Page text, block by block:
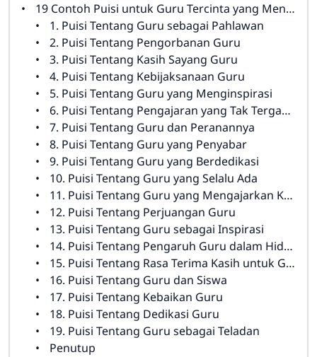
19 Contoh Puisi untuk Guru Tercinta yang Menyentuh Hati Bikin Nangis Panjang
1. Puisi Tentang Guru sebagai Pahlawan
2. Puisi Tentang Pengorbanan Guru
3. Puisi Tentang Kasih Sayang Guru
4. Puisi Tentang Kebijaksanaan Guru
5. Puisi Tentang Guru yang Menginspirasi
6. Puisi Tentang Pengajaran yang Tak Tergantikan
7. Puisi Tentang Guru dan Peranannya
8. Puisi Tentang Guru yang Penyabar
9. Puisi Tentang Guru yang Berdedikasi
10. Puisi Tentang Guru yang Selalu Ada
11. Puisi Tentang Guru yang Mengajarkan Kehidupan
12. Puisi Tentang Perjuangan Guru
13. Puisi Tentang Guru sebagai Inspirasi
14. Puisi Tentang Pengaruh Guru dalam Hidup
15. Puisi Tentang Rasa Terima Kasih untuk Guru
16. Puisi Tentang Guru dan Siswa
17. Puisi Tentang Kebaikan Guru
18. Puisi Tentang Dedikasi Guru
19. Puisi Tentang Guru sebagai Teladan
Penutup